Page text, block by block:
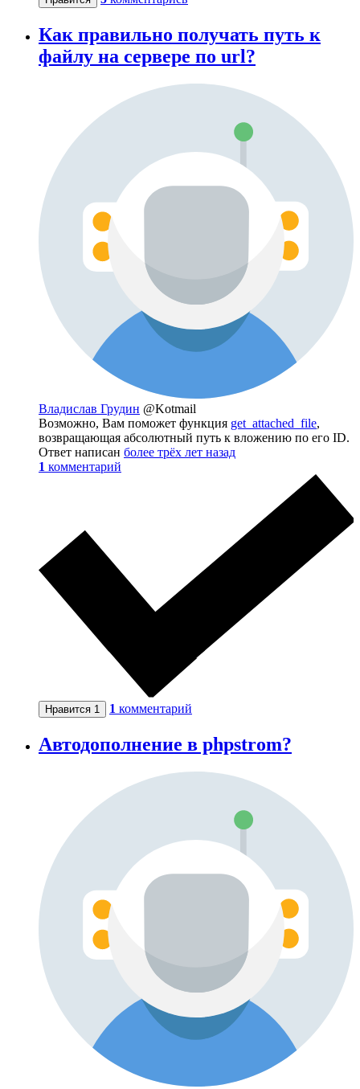
Как правильно получать путь к
файлу на сервере по url?
Владислав Грудин @Kotmail
Возможно, Вам поможет функция get_attached_file,
возвращающая абсолютный путь к вложению по его ID.
Ответ написан более трёх лет назад
1 комментарий
Нравится 1 1 комментарий
Автодополнение в phpstrom?